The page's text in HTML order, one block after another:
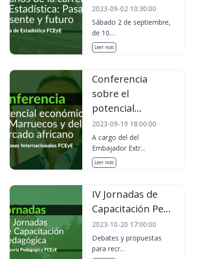
2023-09-02 10:30:00
Sábado 2 de septiembre,
de 10....
Leer más
Conferencia
sobre el
potencial...
2023-09-19 18:00:00
A cargo del del
Embajador Extr...
Leer más
IV Jornadas de
Capacitación Pe...
2023-10-20 17:00:00
Debates y propuestas
para recr...